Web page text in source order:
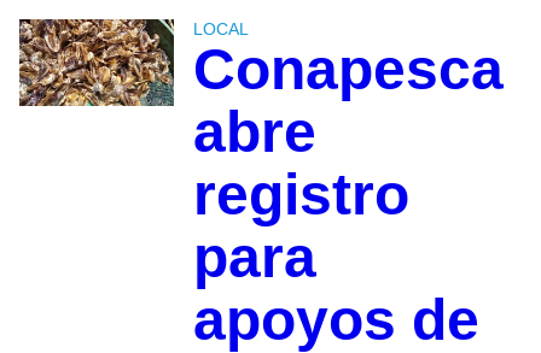
LOCAL
Conapesca
abre
registro
para
apoyos de